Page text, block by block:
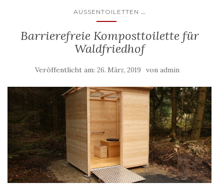
AUSSENTOILETTEN ...
Barrierefreie Komposttoilette für
Waldfriedhof
Veröffentlicht am: 26. März, 2019 von admin